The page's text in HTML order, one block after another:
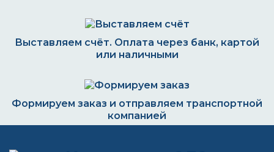
Выставляем счёт. Оплата через банк, картой
или наличными
Формируем заказ и отправляем транспортной
компанией